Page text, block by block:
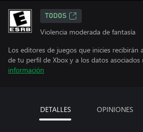
TODOS
Violencia moderada de fantasía
Los editores de juegos que inicies recibirán
de tu perfil de Xbox y a los datos asociados
información
DETALLES OPINIONES